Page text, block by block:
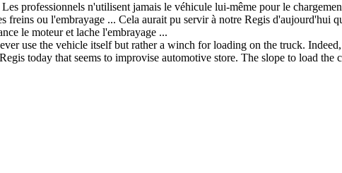
professionnels n'utilisent jamais le véhicule lui-même pour le
freins ou l'embrayage ... Cela aurait pu servir à notre Regis d'aujourd'hui
le moteur et lache l'embrayage ...
use the vehicle itself but rather a winch for loading on the truck.
today that seems to improvise automotive store. The slope to load the